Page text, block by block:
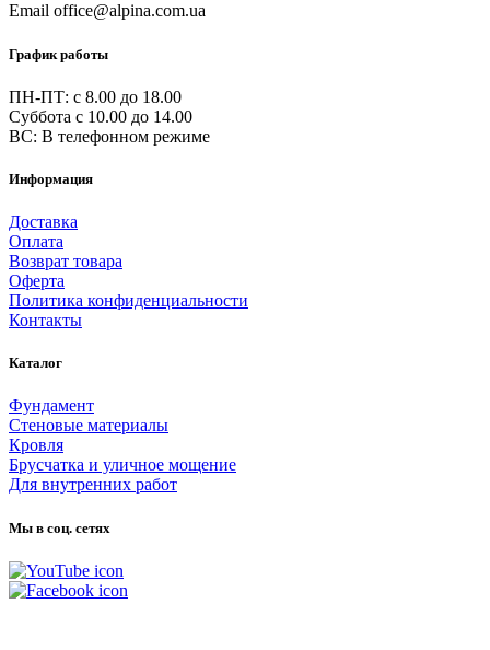
Email office@alpina.com.ua
График работы
ПН-ПТ: c 8.00 до 18.00
Суббота с 10.00 до 14.00
ВС: В телефонном режиме
Информация
Доставка
Оплата
Возврат товара
Оферта
Политика конфиденциальности
Контакты
Каталог
Фундамент
Стеновые материалы
Кровля
Брусчатка и уличное мощение
Для внутренних работ
Мы в соц. сетях